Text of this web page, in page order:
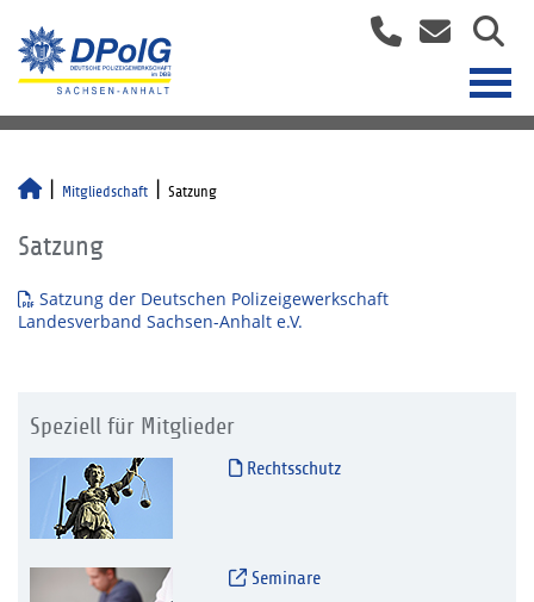
Mitgliedschaft Satzung
Satzung
Satzung der Deutschen Polizeigewerkschaft
Landesverband Sachsen-Anhalt e.V.
Speziell für Mitglieder
Rechtsschutz
Seminare